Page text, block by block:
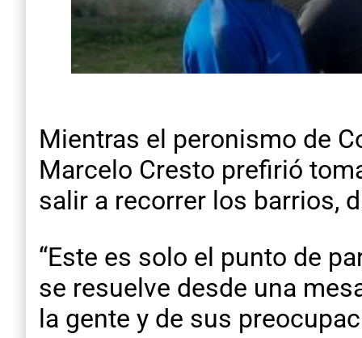
Mientras el peronismo de
Marcelo Cresto prefirió
salir a recorrer los barrios,
“Este es solo el punto de
se resuelve desde una
la gente y de sus